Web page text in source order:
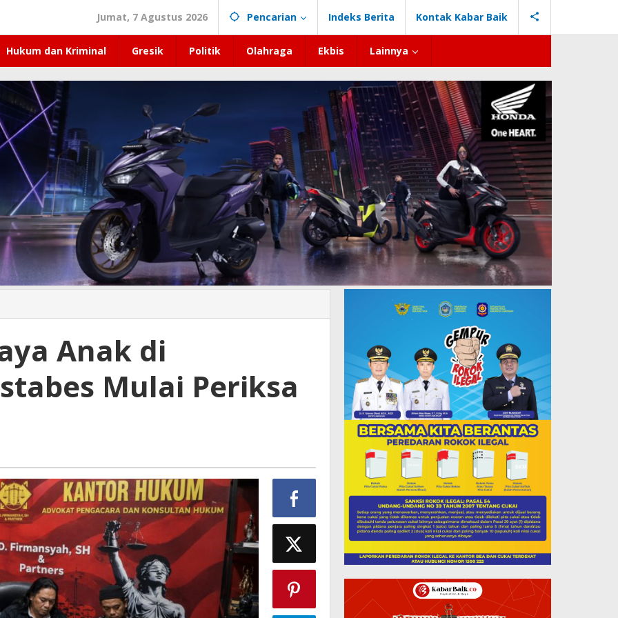
Jumat, 7 Agustus 2026 Pencarian Indeks Berita Kontak Kabar Baik
Hukum dan Kriminal Gresik Politik Olahraga Ekbis Lainnya
Anak di
Mulai Periksa